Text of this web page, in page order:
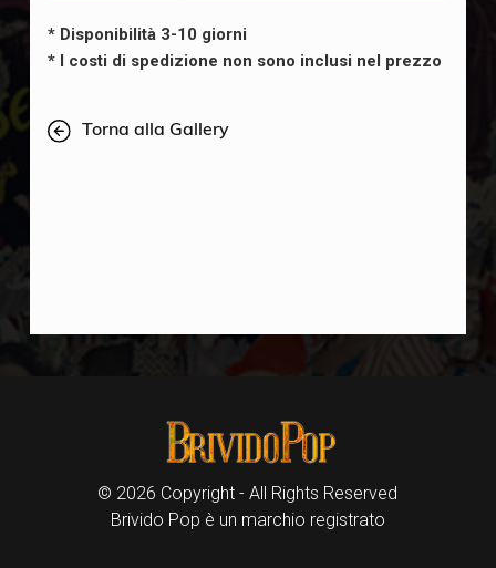
* Disponibilità 3-10 giorni
* I costi di spedizione non sono inclusi nel prezzo
Torna alla Gallery
© 2026 Copyright - All Rights Reserved
Brivido Pop è un marchio registrato